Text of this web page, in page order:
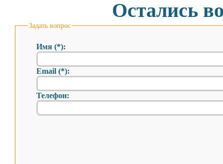
Остались
Задать вопрос
Имя (*):
Email (*):
Телефон: